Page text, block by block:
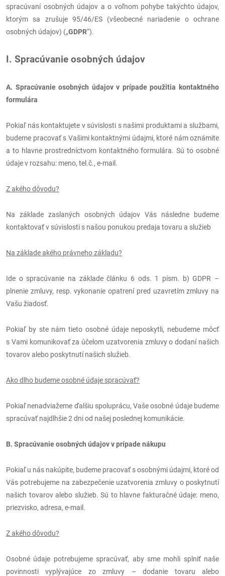
spracúvaní osobných údajov a o voľnom pohybe takýchto údajov,
ktorým sa zrušuje 95/46/ES (všeobecné nariadenie o ochrane
osobných údajov) („GDPR“).
I. Spracúvanie osobných údajov
A. Spracúvanie osobných údajov v prípade použitia kontaktného
formulára
Pokiaľ nás kontaktujete v súvislosti s našimi produktami a službami,
budeme pracovať s Vašimi kontaktnými údajmi, ktoré nám oznámite
a to hlavne prostredníctvom kontaktného formulára. Sú to osobné
údaje v rozsahu: meno, tel.č., e-mail.
Z akého dôvodu?
Na základe zaslaných osobných údajov Vás následne budeme
kontaktovať v súvislosti s našou ponukou predaja tovaru a služieb
Na základe akého právneho základu?
Ide o spracúvanie na základe článku 6 ods. 1 písm. b) GDPR –
plnenie zmluvy, resp. vykonanie opatrení pred uzavretím zmluvy na
Vašu žiadosť.
Pokiaľ by ste nám tieto osobné údaje neposkytli, nebudeme môcť
s Vami komunikovať za účelom uzatvorenia zmluvy o dodaní našich
tovarov alebo poskytnutí našich služieb.
Ako dlho budeme osobné údaje spracúvať?
Pokiaľ nenadviažeme ďalšiu spoluprácu, Vaše osobné údaje budeme
spracúvať najdlhšie 2 dni od našej poslednej komunikácie.
B. Spracúvanie osobných údajov v prípade nákupu
Pokiaľ u nás nakúpite, budeme pracovať s osobnými údajmi, ktoré od
Vás potrebujeme na zabezpečenie uzatvorenia zmluvy o poskytnutí
našich tovarov alebo služieb. Sú to hlavne fakturačné údaje: meno,
priezvisko, adresa, e-mail.
Z akého dôvodu?
Osobné údaje potrebujeme spracúvať, aby sme mohli splniť naše
povinnosti vyplývajúce zo zmluvy – dodanie tovaru alebo